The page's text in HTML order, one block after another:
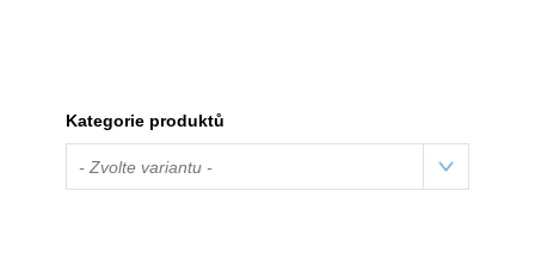
Kategorie produktů
- Zvolte variantu -